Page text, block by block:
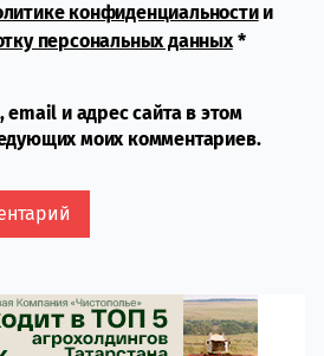
конфиденциальностии
персональных данных*
и адрес сайта в этом
моих комментариев.